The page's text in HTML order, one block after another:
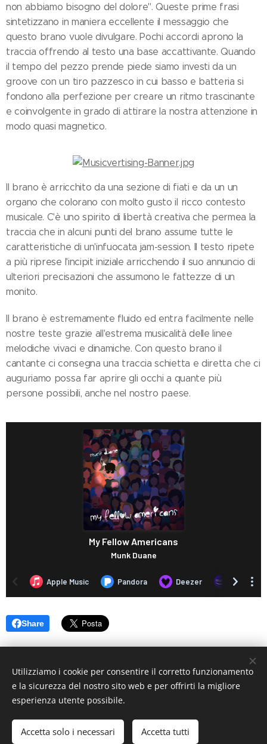
non abbiamo bisogno del dolore". Queste prime frasi
sintetizzano in maniera eccellente il messaggio che
questo brano vuole divulgare. Pochi accordi aprono la
traccia offrendo al testo una base accattivante. Quando
il tempo del pezzo prende piede siamo investi da un
groove con un tiro pazzesco in cui basso e batteria si
fondono alla perfezione per creare un ritmo trascinante
e coinvolgente in grado di attirare la nostra attenzione in
modo quasi magnetico.
Il brano è arricchito da una sezione di fiati e da un un
organo che colorano con molto gusto il ricco contesto
musicale. C'è uno spirito di libertà creativa che permea la
traccia che in alcuni punti del brano assume tutte le
caratteristiche di un'infuocata jam-session. Il testo ripete
a più riprese l'incipit iniziale arricchendo il suo annuncio di
ulteriori precisazioni che assumono le fattezze di un
monito.
Il brano è estremamente fluido ed entra facilmente nelle
nostre teste grazie all'estrema musicalità delle linee
melodiche vivaci e dinamiche. Con questo brano il
cantante ci consegna una traccia schietta e diretta che ci
auguriamo possa far aprire gli occhi a quante più
persone possibili, anche nel nostro paese.
Share
© 2019 www.artistionline.tv
Email: info@artistionline.tv Tel.3925001708 P.IVA 02838250351
Cookies
Utilizziamo i cookie per consentire il corretto funzionamento
e la sicurezza del nostro sito web e per offrirti la migliore
esperienza utente possibile.
Accetta solo i necessari Accetta tutti